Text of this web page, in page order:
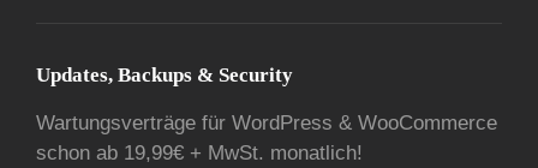
Updates, Backups & Security
Wartungsverträge für WordPress & WooCommerce
schon ab 19,99€ + MwSt. monatlich!